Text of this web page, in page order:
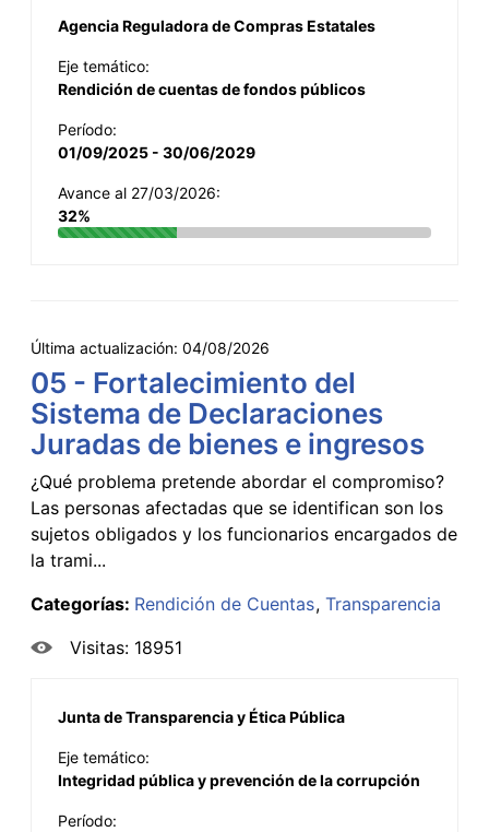
Agencia Reguladora de Compras Estatales
Eje temático:
Rendición de cuentas de fondos públicos
Período:
01/09/2025 - 30/06/2029
Avance al 27/03/2026:
32%
Última actualización: 04/08/2026
05 - Fortalecimiento del
Sistema de Declaraciones
Juradas de bienes e ingresos
¿Qué problema pretende abordar el compromiso?
Las personas afectadas que se identifican son los
sujetos obligados y los funcionarios encargados de
la trami...
Categorías: Rendición de Cuentas Transparencia
Visitas: 18951
Junta de Transparencia y Ética Pública
Eje temático:
Integridad pública y prevención de la corrupción
Período: